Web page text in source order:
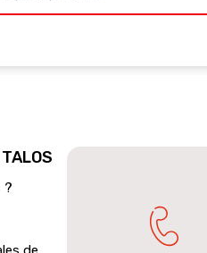
?